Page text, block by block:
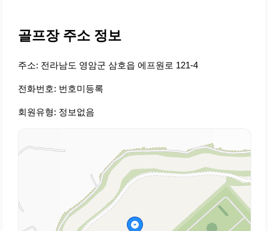
골프장 주소 정보
주소: 전라남도 영암군 삼호읍 에프원로 121-4
전화번호: 번호미등록
회원유형: 정보없음